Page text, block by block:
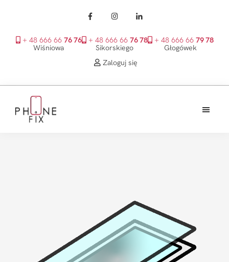
+ 48 666 66 76 76
Wiśniowa
+ 48 666 66 76 78
Sikorskiego
+ 48 666 66 79 78
Głogówek
Zaloguj się
głównego